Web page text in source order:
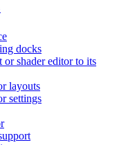
docks
or shader editor to its
layouts
settings